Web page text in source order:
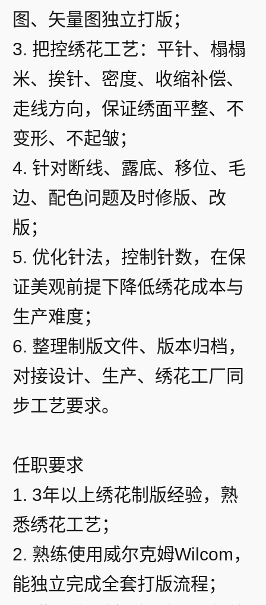
图、矢量图独立打版；
3. 把控绣花工艺：平针、榻榻
米、挨针、密度、收缩补偿、
走线方向，保证绣面平整、不
变形、不起皱；
4. 针对断线、露底、移位、毛
边、配色问题及时修版、改
版；
5. 优化针法，控制针数，在保
证美观前提下降低绣花成本与
生产难度；
6. 整理制版文件、版本归档，
对接设计、生产、绣花工厂同
步工艺要求。
任职要求
1. 3年以上绣花制版经验，熟
悉绣花工艺；
2. 熟练使用威尔克姆Wilcom，
能独立完成全套打版流程；